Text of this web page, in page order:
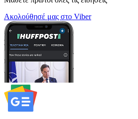
Ακολούθησέ μας στο Viber